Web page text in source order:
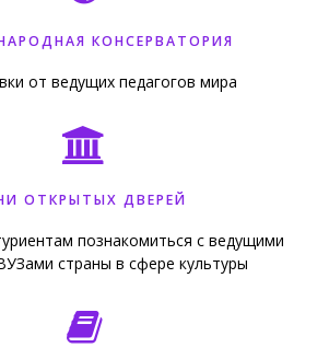
КОНСЕРВАТОРИЯ
от ведущих педагогов мира
ОТКРЫТЫХ ДВЕРЕЙ
познакомиться с ведущими
страны в сфере культуры